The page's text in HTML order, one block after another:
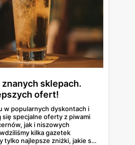
sklepach.
ofert!
specjalne oferty z piwami
jak i niszowych
kilka gazetek
tylko najlepsze zniżki, jakie są